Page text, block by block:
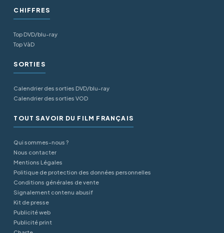
CHIFFRES
Top DVD/blu-ray
Top VàD
SORTIES
Calendrier des sorties DVD/blu-ray
Calendrier des sorties VOD
TOUT SAVOIR DU FILM FRANÇAIS
Qui sommes-nous ?
Nous contacter
Mentions Légales
Politique de protection des données personnelles
Conditions générales de vente
Signalement contenu abusif
Kit de presse
Publicité web
Publicité print